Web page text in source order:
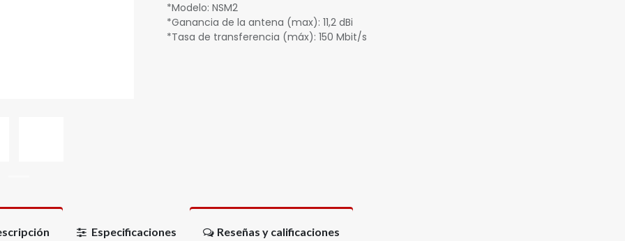
*Modelo: NSM2
*Ganancia de la antena (max): 11,2 dBi
*Tasa de transferencia (máx): 150 Mbit/s
Especificaciones Reseñas y calificaciones